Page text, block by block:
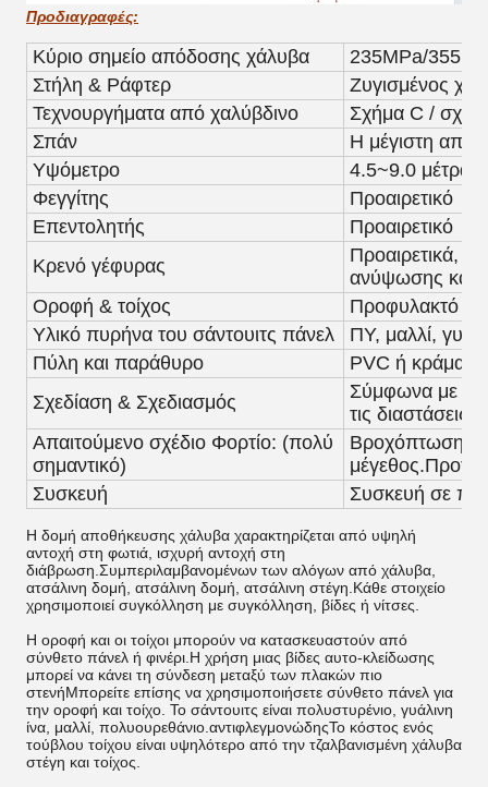
Προδιαγραφές:
Κύριο σημείο απόδοσης χάλυβα
235MPa/
Στήλη & Ράφτερ
Ζυγισμένος
Τεχνουργήματα από χαλύβδινο
Σχήμα C /
Σπάν
Η μέγιστη
Υψόμετρο
4.5~9.0 μέτρα
Φεγγίτης
Προαιρετικό
Επεντολητής
Προαιρετικό
Κρενό γέφυρας
Προαιρετικά,
ανύψωσης και
Οροφή & τοίχος
Προφυλακτό
Υλικό πυρήνα του σάντουιτς πάνελ
ΠΥ, μαλλί,
Πύλη και παράθυρο
PVC ή κράμα
Σχεδίαση & Σχεδιασμός
Σύμφωνα με το
τις διαστάσεις
Απαιτούμενο σχέδιο Φορτίο: (πολύ
σημαντικό)
Βροχόπτωση/
Συσκευή
Συσκευή σε
Η δομή αποθήκευσης χάλυβα χαρακτηρίζεται από υψηλή
αντοχή στη φωτιά, ισχυρή αντοχή στη
διάβρωση.Συμπεριλαμβανομένων των αλόγων από χάλυβα,
ατσάλινη δομή, ατσάλινη δομή, ατσάλινη στέγη.Κάθε στοιχείο
χρησιμοποιεί συγκόλληση με συγκόλληση, βίδες ή νίτσες.
Η οροφή και οι τοίχοι μπορούν να κατασκευαστούν από
σύνθετο πάνελ ή φινέρι.Η χρήση μιας βίδες αυτο-κλείδωσης
μπορεί να κάνει τη σύνδεση μεταξύ των πλακών πιο
στενήΜπορείτε επίσης να χρησιμοποιήσετε σύνθετο πάνελ για
την οροφή και τοίχο. Το σάντουιτς είναι πολυστυρένιο, γυάλινη
ίνα, μαλλί, πολυουρεθάνιο.αντιφλεγμονώδηςΤο κόστος ενός
τούβλου τοίχου είναι υψηλότερο από την τζαλβανισμένη χάλυβα
στέγη και τοίχος.